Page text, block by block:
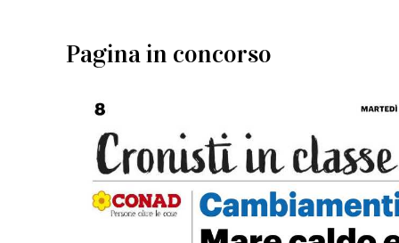
Pagina in concorso